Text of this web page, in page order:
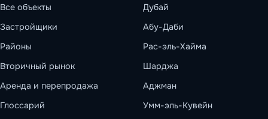
Все объекты
Застройщики
Районы
Вторичный рынок
Аренда и перепродажа
Глоссарий
Дубай
Абу-Даби
Рас-эль-Хайма
Шарджа
Аджман
Умм-эль-Кувейн